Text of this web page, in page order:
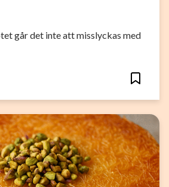
går det inte att misslyckas med